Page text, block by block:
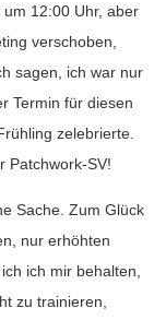
12:00 Uhr, aber
verschoben,
sagen, ich war nur
Termin für diesen
zelebrierte.
Patchwork-SV!
Sache. Zum Glück
nur erhöhten
ich mir behalten,
zu trainieren,